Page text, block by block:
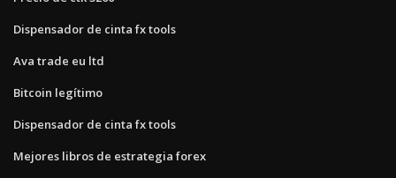
Dispensador de cinta fx tools
Ava trade eu ltd
Bitcoin legítimo
Dispensador de cinta fx tools
Mejores libros de estrategia forex